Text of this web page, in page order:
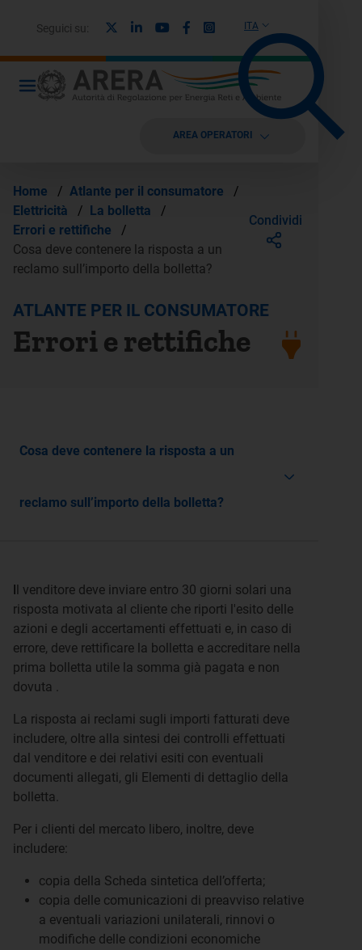
ITA
Seguici su: LinkedinYoutubeFacebook
Instagram
AREA OPERATORI
Home / Atlante per il consumatore
/
Elettricità
/ La bolletta
/
Errori e rettifiche
/
Cosa deve contenere la risposta a un
reclamo sull’importo della bolletta?
Condividi
ATLANTE PER IL CONSUMATORE
Errori e rettifiche
Cosa deve contenere la risposta a un
reclamo sull’importo della bolletta?
Il venditore deve inviare entro 30 giorni solari una
risposta motivata al cliente che riporti l'esito delle
azioni e degli accertamenti effettuati e, in caso di
errore, deve rettificare la bolletta e accreditare nella
prima bolletta utile la somma già pagata e non
dovuta .
La risposta ai reclami sugli importi fatturati deve
includere, oltre alla sintesi dei controlli effettuati
dal venditore e dei relativi esiti con eventuali
documenti allegati, gli Elementi di dettaglio della
bolletta.
Per i clienti del mercato libero, inoltre, deve
includere:
copia della Scheda sintetica dell’offerta;
copia delle comunicazioni di preavviso relative
a eventuali variazioni unilaterali, rinnovi o
modifiche delle condizioni economiche